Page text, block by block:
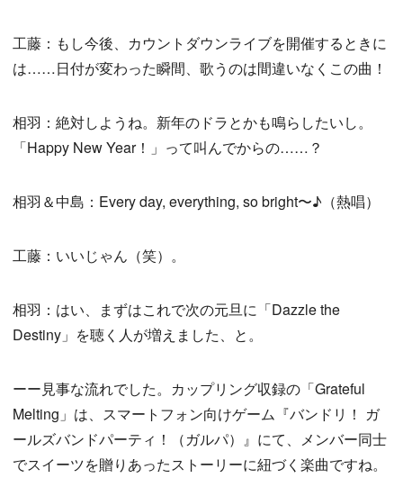
工藤：もし今後、カウントダウンライブを開催するときに
は……日付が変わった瞬間、歌うのは間違いなくこの曲！
相羽：絶対しようね。新年のドラとかも鳴らしたいし。
「Happy New Year！」って叫んでからの……？
相羽＆中島：Every day, everything, so bright〜♪（熱唱）
工藤：いいじゃん（笑）。
相羽：はい、まずはこれで次の元旦に「Dazzle the
Destiny」を聴く人が増えました、と。
ーー見事な流れでした。カップリング収録の「Grateful
Melting」は、スマートフォン向けゲーム『バンドリ！ ガ
ールズバンドパーティ！（ガルパ）』にて、メンバー同士
でスイーツを贈りあったストーリーに紐づく楽曲ですね。